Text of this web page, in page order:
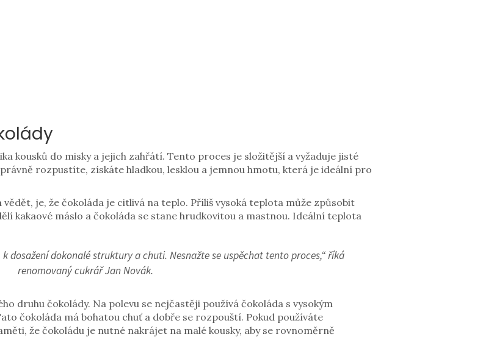
kousků do misky a jejich zahřátí. Tento proces je složitější a vyžaduje jisté
rozpustíte, získáte hladkou, lesklou a jemnou hmotu, která je ideální pro
je, že čokoláda je citlivá na teplo. Příliš vysoká teplota může způsobit
kakaové máslo a čokoláda se stane hrudkovitou a mastnou. Ideální teplota
dosažení dokonalé struktury a chuti. Nesnažte se uspěchat tento proces,“ říká
renomovaný cukrář Jan Novák.
druhu čokolády. Na polevu se nejčastěji používá čokoláda s vysokým
čokoláda má bohatou chuť a dobře se rozpouští. Pokud používáte
že čokoládu je nutné nakrájet na malé kousky, aby se rovnoměrně